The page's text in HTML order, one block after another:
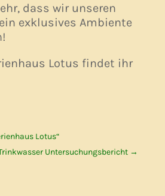
dass wir unseren
exklusives Ambiente
Lotus findet ihr
Lotus“
Untersuchungsbericht →